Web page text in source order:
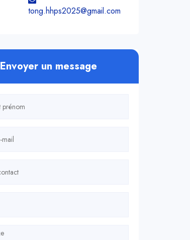
tong.hhps2025@gmail.com
Envoyer un message